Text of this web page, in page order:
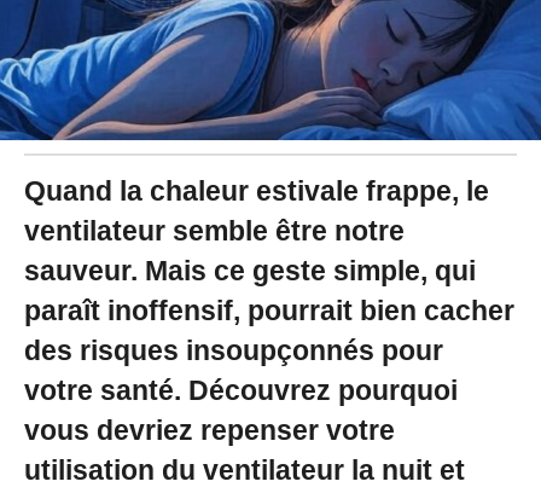
:
4
9
Quand la chaleur estivale frappe, le
ventilateur semble être notre
sauveur. Mais ce geste simple, qui
paraît inoffensif, pourrait bien cacher
des risques insoupçonnés pour
votre santé. Découvrez pourquoi
vous devriez repenser votre
utilisation du ventilateur la nuit et